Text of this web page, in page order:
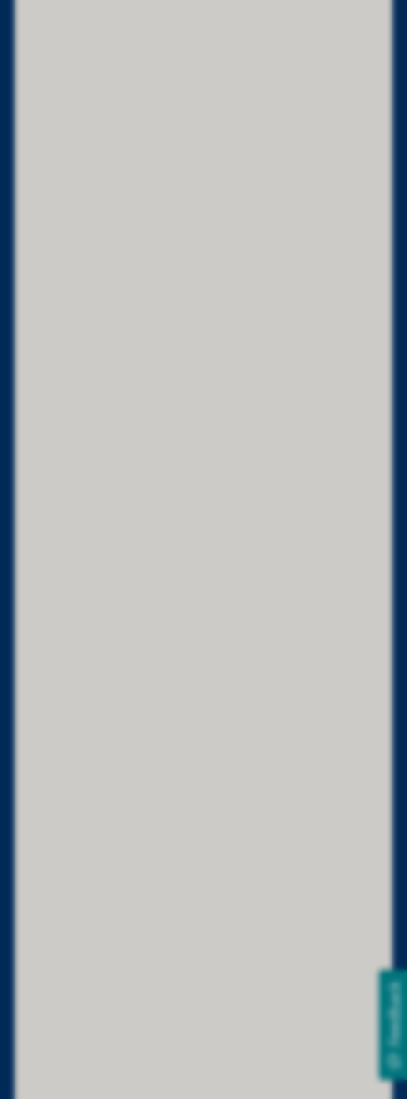
Feedback